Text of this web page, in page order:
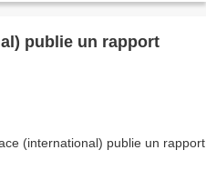
publie un rapport